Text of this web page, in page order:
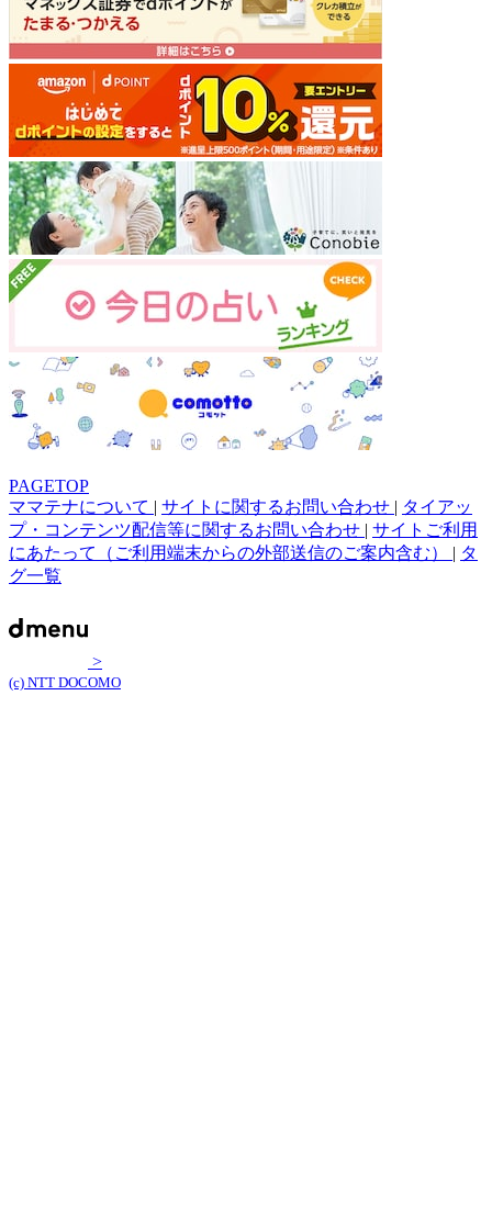
PAGETOP
ママテナについて | サイトに関するお問い合わせ | タイアッ
プ・コンテンツ配信等に関するお問い合わせ | サイトご利用
にあたって（ご利用端末からの外部送信のご案内含む） | タ
グ一覧
>
(c) NTT DOCOMO